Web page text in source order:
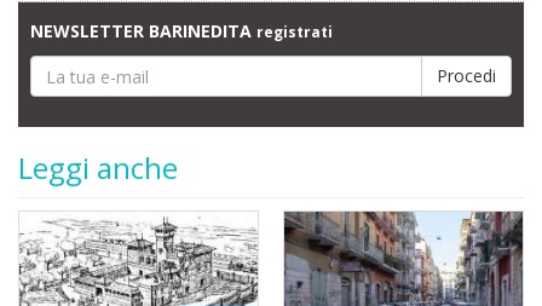
NEWSLETTER BARINEDITA registrati
Leggi anche